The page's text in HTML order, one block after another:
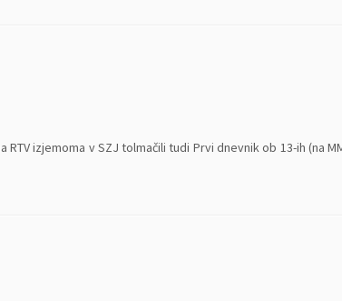
izjemoma v SZJ tolmačili tudi Prvi dnevnik ob 13-ih (na